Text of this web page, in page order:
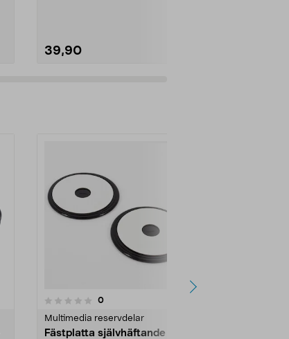
39,90
0recensioner
Multimedia reservdelar
Fästplatta självhäftande
4.5av 5 stjärnor